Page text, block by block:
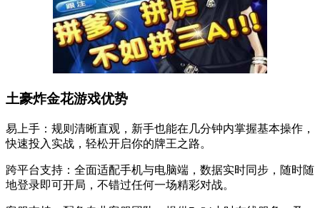
土豪炸金花游戏优势
易上手：规则清晰直观，新手也能在几分钟内掌握基本操作，
快速投入实战，轻松开启你的牌王之路。
跨平台支持：全面适配手机与电脑端，数据实时同步，随时随
地登录即可开局，不错过任何一场精彩对战。